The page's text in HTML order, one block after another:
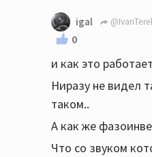
igal
0
и как это
Ниразу не видел
таком..
А как же
Что со звуком